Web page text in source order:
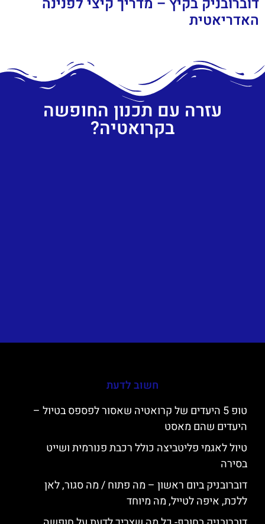
האדריאטית
עזרה עם תכנון החופשה
בקרואטיה?
חשוב לדעת
טופ 5 היעדים של קרואטיה שאסור לפספס בטיול –
היעדים שהם מאסט
טיול לאגמי פליטביצה כולל רכבת פנורמית ושייט
בסירה
דוברובניק ביום ראשון – מה פתוח / מה סגור, לאן
ללכת, איפה לטייל, מה מיוחד